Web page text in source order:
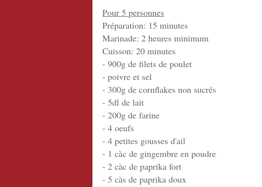
Pour 5 personnes
Préparation: 15 minutes
Marinade: 2 heures minimum
Cuisson: 20 minutes
- 900g de filets de poulet
- poivre et sel
- 300g de cornflakes non sucrés
- 5dl de lait
- 200g de farine
- 4 oeufs
- 4 petites gousses d'ail
- 1 càc de gingembre en poudre
- 2 càc de paprika fort
- 5 càs de paprika doux